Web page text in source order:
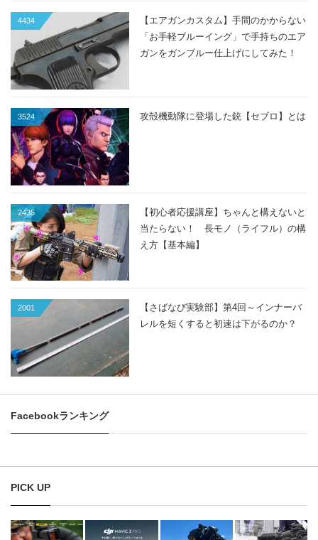
4434
【エアガンカスタム】手間のかからない
「お手軽ブルーイング」で手持ちのエア
ガンをガンブルー仕上げにしてみた！
3524 攻殻機動隊に登場した銃【セブロ】とは
2435
【初心者応援講座】ちゃんと構えないと
当たらない！ 長モノ（ライフル）の構
え方【基本編】
2001
【さばなび実験部】第4回～インナーバ
レルを短くすると初速は下がるのか？
Facebookランキング
PICK UP